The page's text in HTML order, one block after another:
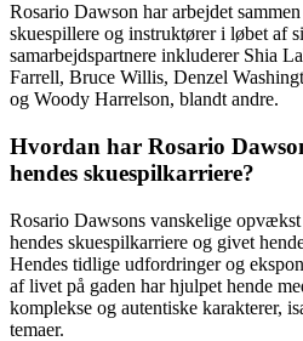
Rosario Dawson har arbejdet
skuespillere og instruktører i løbet af
samarbejdspartnere inkluderer Shia
Farrell, Bruce Willis, Denzel
og Woody Harrelson, blandt andre.
Hvordan har Rosario
hendes skuespilkarriere?
Rosario Dawsons vanskelige
hendes skuespilkarriere og givet
Hendes tidlige udfordringer og
af livet på gaden har hjulpet hende
komplekse og autentiske karakterer,
temaer.